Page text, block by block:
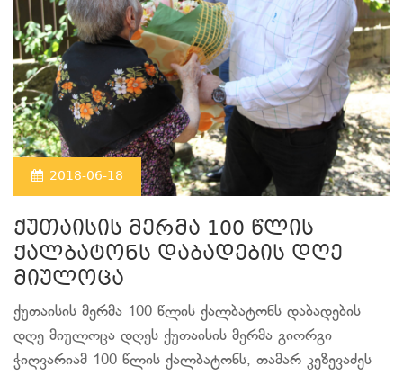
2018-06-18
ქუთაისის მერმა 100 წლის
ქალბატონს დაბადების დღე
მიულოცა
ქუთაისის მერმა 100 წლის ქალბატონს დაბადების
დღე მიულოცა დღეს ქუთაისის მერმა გიორგი
ჭიღვარიამ 100 წლის ქალბატონს, თამარ კეზევაძეს